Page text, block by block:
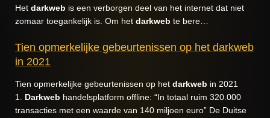
Het darkweb is een verborgen deel van het internet dat niet
zomaar toegankelijk is. Om het darkweb te bere…
Tien opmerkelijke gebeurtenissen op het darkweb
in 2021
Tien opmerkelijke gebeurtenissen op het darkweb in 2021
1. Darkweb handelsplatform offline: “In totaal ruim 320.000
transacties met een waarde van 140 miljoen euro” De Duitse